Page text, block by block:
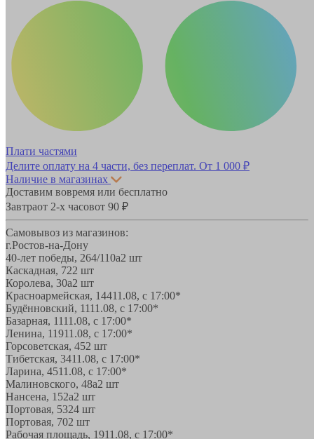
Плати частями
Делите оплату на 4 части, без переплат. От 1 000 ₽
Наличие в магазинах
Доставим вовремя или бесплатно
Завтраот 2-х часовот 90 ₽
Самовывоз из магазинов:
г.Ростов-на-Дону
40-лет победы, 264/110а2 шт
Каскадная, 722 шт
Королева, 30а2 шт
Красноармейская, 14411.08, с 17:00*
Будённовский, 1111.08, с 17:00*
Базарная, 1111.08, с 17:00*
Ленина, 11911.08, с 17:00*
Горсоветская, 452 шт
Тибетская, 3411.08, с 17:00*
Ларина, 4511.08, с 17:00*
Малиновского, 48а2 шт
Нансена, 152а2 шт
Портовая, 5324 шт
Портовая, 702 шт
Рабочая площадь, 1911.08, с 17:00*